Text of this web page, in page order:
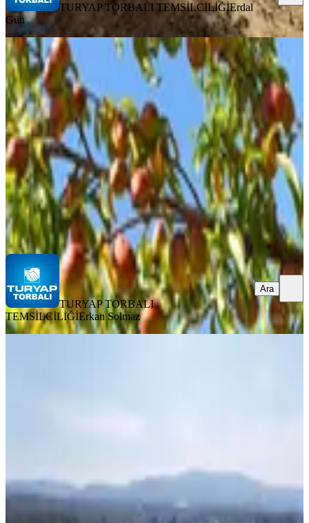
TURYAP TORBALI TEMSİLCİLİĞİErdal
Gün
%6
Torbalı Dirmil Mah 357m2 Yatırımlık
Bahçe Niteliğinde Tarla
Torbalı, Dirmil Mahallesi
357 m²·2.241/m²· 24.03.2026
800.000 ₺850.000 ₺
TURYAP TORBALI TEMSİLCİLİĞİErkan Solmaz
Ara
TURYAP TORBALI
TEMSİLCİLİĞİErkan Solmaz
Ara
TURPA CUMA İNCECuma İNCE